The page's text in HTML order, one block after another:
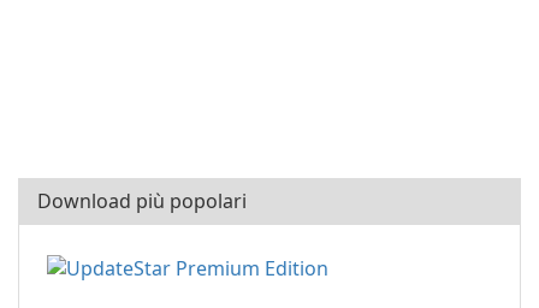
Download più popolari